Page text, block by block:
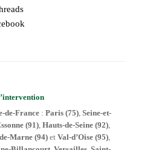
de-France : Paris (75) Seine-et-
(91) Hauts-de-Seine (92)
Marne (94)et Val-d’Oise (95),